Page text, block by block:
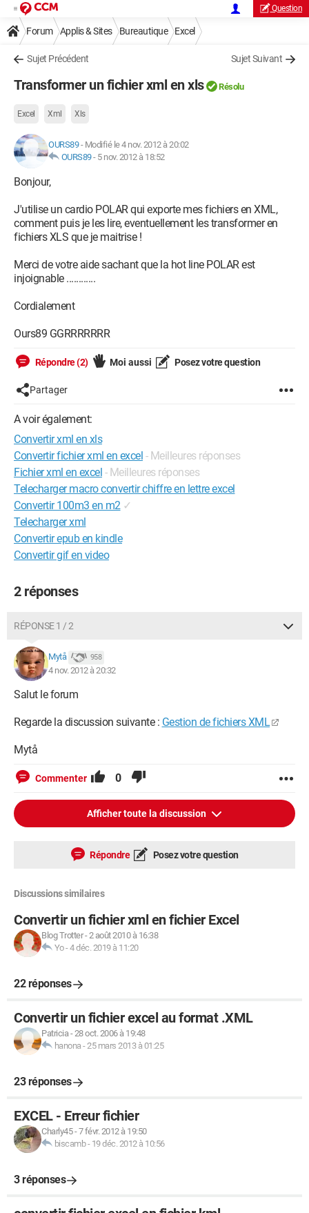
Question
Forum Applis & Sites Bureautique Excel
Sujet Précédent Sujet Suivant
Transformer un fichier xml en xls Résolu
Excel Xml Xls
OURS89- Modifié le 4 nov. 2012 à 20:02
OURS89- 5 nov. 2012 à 18:52
Bonjour,
J'utilise un cardio POLAR qui exporte mes fichiers en XML,
comment puis je les lire, eventuellement les transformer en
fichiers XLS que je maitrise !
Merci de votre aide sachant que la hot line POLAR est
injoignable ............
Cordialement
Ours89 GGRRRRRRR
Répondre (2) Moi aussi Posez votre question
Partager
A voir également:
Convertir xml en xls
Convertir fichier xml en excel - Meilleures réponses
Fichier xml en excel - Meilleures réponses
Telecharger macro convertir chiffre en lettre excel
Convertir 100m3 en m2 ✓
Telecharger xml
Convertir epub en kindle
Convertir gif en video
2 réponses
RÉPONSE 1 / 2
Mytå 958
4 nov. 2012 à 20:32
Salut le forum
Regarde la discussion suivante : Gestion de fichiers XML
Mytå
Commenter 0
Afficher toute la discussion
Répondre Posez votre question
Discussions similaires
Convertir un fichier xml en fichier Excel
Blog Trotter-2 août 2010 à 16:38
Yo-4 déc. 2019 à 11:20
22 réponses
Convertir un fichier excel au format .XML
Patricia-28 oct. 2006 à 19:48
hanona -25 mars 2013 à 01:25
23 réponses
EXCEL - Erreur fichier
Charly45-7 févr. 2012 à 19:50
biscamb- 19 déc. 2012 à 10:56
3 réponses